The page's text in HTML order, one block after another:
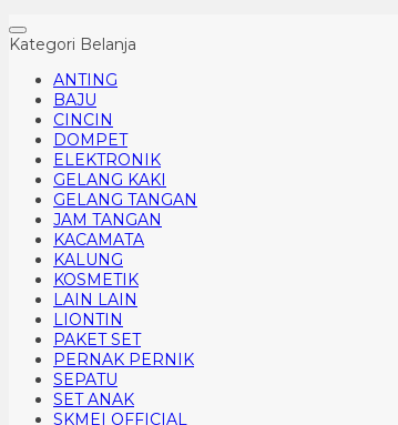
Kategori Belanja
ANTING
BAJU
CINCIN
DOMPET
ELEKTRONIK
GELANG KAKI
GELANG TANGAN
JAM TANGAN
KACAMATA
KALUNG
KOSMETIK
LAIN LAIN
LIONTIN
PAKET SET
PERNAK PERNIK
SEPATU
SET ANAK
SKMEI OFFICIAL